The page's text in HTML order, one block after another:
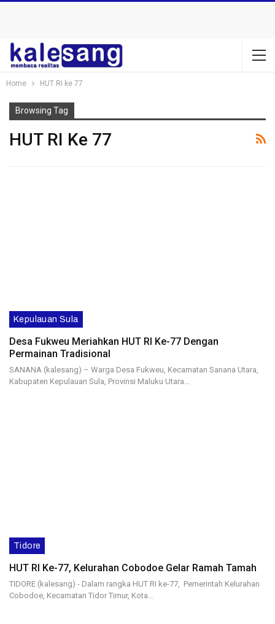
Home HUT RI ke 77
Browsing Tag
HUT RI Ke 77
Kepulauan Sula
Desa Fukweu Meriahkan HUT RI Ke-77 Dengan
Permainan Tradisional
SANANA (kalesang) – Warga Desa Fukweu, Kecamatan Sanana Utara,
Kabupaten Kepulauan Sula, Provinsi Maluku Utara…
Tidore
HUT RI Ke-77, Kelurahan Cobodoe Gelar Ramah Tamah
TIDORE (kalesang) - Dalam rangka HUT RI ke-77, Pemerintah Kelurahan
Cobodoe, Kecamatan Tidor Timur, Kota…